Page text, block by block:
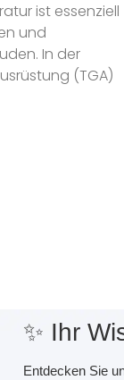
ist essenziell
und
In der
(TGA)
✨ Ihr
Entdecken Sie